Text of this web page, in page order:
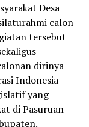
Desa
calon
tersebut
dirinya
Indonesia
yang
di Pasuruan